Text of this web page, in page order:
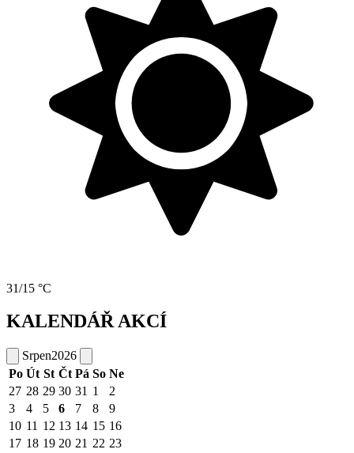
31/15 °C
KALENDÁŘ AKCÍ
Srpen2026
Po Út St Čt Pá So Ne
27 28 29 30 31 1
2
3
4 5 6 7 8
9
10 11 12 13 14 15 16
17 18 19 20 21 22 23